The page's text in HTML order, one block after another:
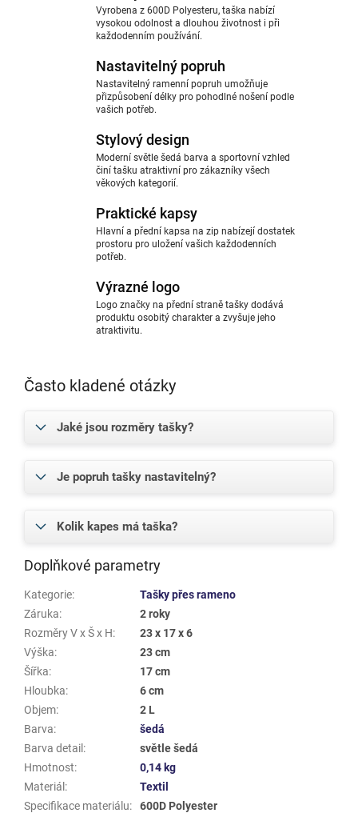
Vyrobena z 600D Polyesteru, taška nabízí
vysokou odolnost a dlouhou životnost i při
každodenním používání.
Nastavitelný popruh
Nastavitelný ramenní popruh umožňuje
přizpůsobení délky pro pohodlné nošení podle
vašich potřeb.
Stylový design
Moderní světle šedá barva a sportovní vzhled
činí tašku atraktivní pro zákazníky všech
věkových kategorií.
Praktické kapsy
Hlavní a přední kapsa na zip nabízejí dostatek
prostoru pro uložení vašich každodenních
potřeb.
Výrazné logo
Logo značky na přední straně tašky dodává
produktu osobitý charakter a zvyšuje jeho
atraktivitu.
Často kladené otázky
Jaké jsou rozměry tašky?
Je popruh tašky nastavitelný?
Kolik kapes má taška?
Doplňkové parametry
Kategorie:
Tašky přes rameno
Záruka:
2 roky
Rozměry V x Š x H:
23 x 17 x 6
Výška:
23 cm
Šířka:
17 cm
Hloubka:
6 cm
Objem:
2 L
Barva:
šedá
Barva detail :
světle šedá
Hmotnost:
0,14 kg
Materiál :
Textil
Specifikace materiálu:
600D Polyester